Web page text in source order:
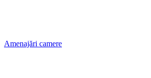
Amenajări camere